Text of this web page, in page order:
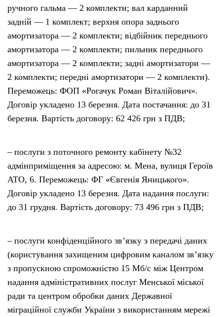
ручного гальма — 2 комплекти; вал карданний
задній — 1 комплект; верхня опора заднього
амортизатора — 2 комплекти; відбійник переднього
амортизатора — 2 комплекти; пильник переднього
амортизатора — 2 комплекти; задні амортизатори —
2 комплекти; передні амортизатори — 2 комплекти).
Переможець: ФОП «Рогачук Роман Віталійович».
Договір укладено 13 березня. Дата постачання: до 31
березня. Вартість договору: 62 426 грн з ПДВ;
– послуги з поточного ремонту кабінету №32
адмінприміщення за адресою: м. Мена, вулиця Героїв
АТО, 6. Переможець: ФГ «Євгенія Яницького».
Договір укладено 13 березня. Дата надання послуги:
до 31 грудня. Вартість договору: 73 496 грн з ПДВ;
– послуги конфіденційного зв’язку з передачі даних
(користування захищеним цифровим каналом зв’язку
з пропускною спроможністю 15 Мб/с між Центром
надання адміністративних послуг Менської міської
ради та центром обробки даних Державної
міграційної служби України з використанням мережі